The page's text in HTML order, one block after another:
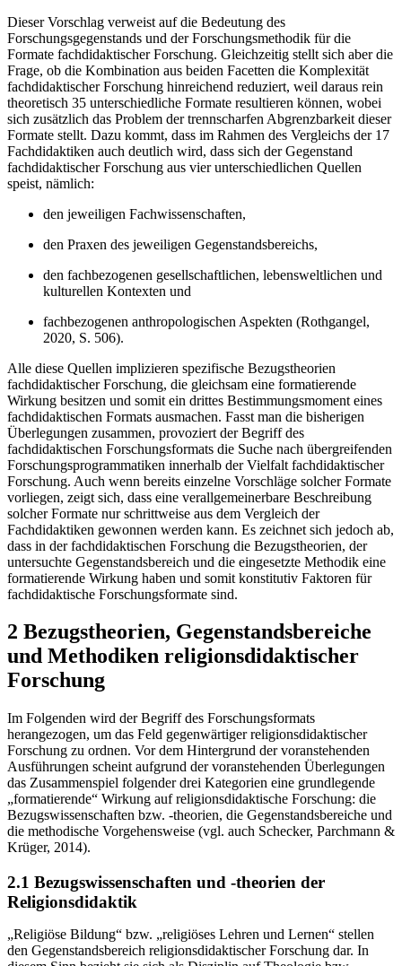
Dieser Vorschlag verweist auf die Bedeutung des
Forschungsgegenstands und der Forschungsmethodik für die
Formate fachdidaktischer Forschung. Gleichzeitig stellt sich aber die
Frage, ob die Kombination aus beiden Facetten die Komplexität
fachdidaktischer Forschung hinreichend reduziert, weil daraus rein
theoretisch 35 unterschiedliche Formate resultieren können, wobei
sich zusätzlich das Problem der trennscharfen Abgrenzbarkeit dieser
Formate stellt. Dazu kommt, dass im Rahmen des Vergleichs der 17
Fachdidaktiken auch deutlich wird, dass sich der Gegenstand
fachdidaktischer Forschung aus vier unterschiedlichen Quellen
speist, nämlich:
den jeweiligen Fachwissenschaften,
den Praxen des jeweiligen Gegenstandsbereichs,
den fachbezogenen gesellschaftlichen, lebensweltlichen und
kulturellen Kontexten und
fachbezogenen anthropologischen Aspekten (Rothgangel,
2020, S. 506).
Alle diese Quellen implizieren spezifische Bezugstheorien
fachdidaktischer Forschung, die gleichsam eine formatierende
Wirkung besitzen und somit ein drittes Bestimmungsmoment eines
fachdidaktischen Formats ausmachen. Fasst man die bisherigen
Überlegungen zusammen, provoziert der Begriff des
fachdidaktischen Forschungsformats die Suche nach übergreifenden
Forschungsprogrammatiken innerhalb der Vielfalt fachdidaktischer
Forschung. Auch wenn bereits einzelne Vorschläge solcher Formate
vorliegen, zeigt sich, dass eine verallgemeinerbare Beschreibung
solcher Formate nur schrittweise aus dem Vergleich der
Fachdidaktiken gewonnen werden kann. Es zeichnet sich jedoch ab,
dass in der fachdidaktischen Forschung die Bezugstheorien, der
untersuchte Gegenstandsbereich und die eingesetzte Methodik eine
formatierende Wirkung haben und somit konstitutiv Faktoren für
fachdidaktische Forschungsformate sind.
2 Bezugstheorien, Gegenstandsbereiche
und Methodiken religionsdidaktischer
Forschung
Im Folgenden wird der Begriff des Forschungsformats
herangezogen, um das Feld gegenwärtiger religionsdidaktischer
Forschung zu ordnen. Vor dem Hintergrund der voranstehenden
Ausführungen scheint aufgrund der voranstehenden Überlegungen
das Zusammenspiel folgender drei Kategorien eine grundlegende
„formatierende“ Wirkung auf religionsdidaktische Forschung: die
Bezugswissenschaften bzw. -theorien, die Gegenstandsbereiche und
die methodische Vorgehensweise (vgl. auch Schecker, Parchmann &
Krüger, 2014).
2.1 Bezugswissenschaften und -theorien der
Religionsdidaktik
„Religiöse Bildung“ bzw. „religiöses Lehren und Lernen“ stellen
den Gegenstandsbereich religionsdidaktischer Forschung dar. In